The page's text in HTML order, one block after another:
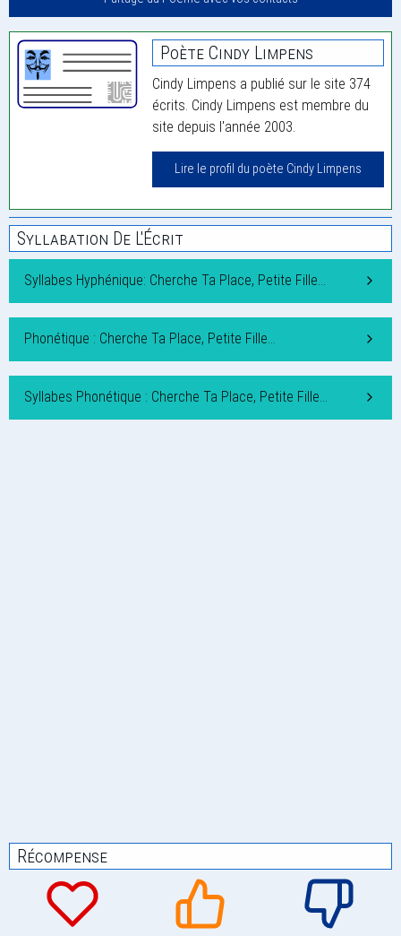
Poète Cindy Limpens
Cindy Limpens a publié sur le site 374
écrits. Cindy Limpens est membre du
site depuis l'année 2003.
Lire le profil du poète Cindy Limpens
Syllabation De L'Écrit
Syllabes Hyphénique: Cherche Ta Place, Petite Fille…
Phonétique : Cherche Ta Place, Petite Fille…
Syllabes Phonétique : Cherche Ta Place, Petite Fille…
Récompense